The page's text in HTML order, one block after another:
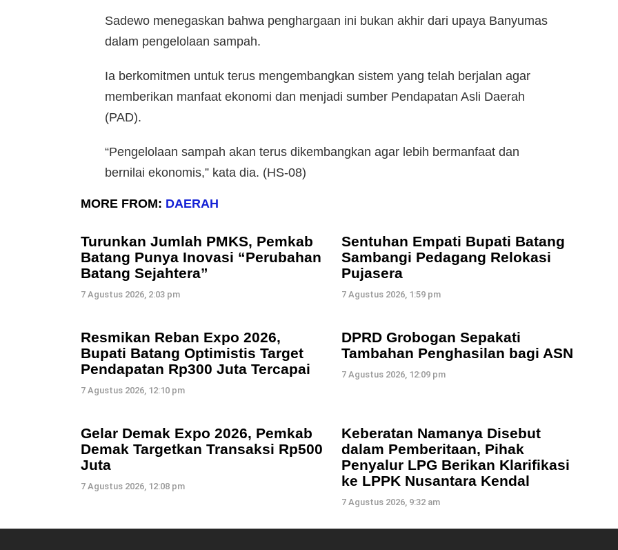
Sadewo menegaskan bahwa penghargaan ini bukan akhir dari upaya Banyumas
dalam pengelolaan sampah.
Ia berkomitmen untuk terus mengembangkan sistem yang telah berjalan agar
memberikan manfaat ekonomi dan menjadi sumber Pendapatan Asli Daerah
(PAD).
“Pengelolaan sampah akan terus dikembangkan agar lebih bermanfaat dan
bernilai ekonomis,” kata dia. (HS-08)
MORE FROM: DAERAH
Turunkan Jumlah PMKS, Pemkab
Batang Punya Inovasi “Perubahan
Batang Sejahtera”
7 Agustus 2026, 2:03 pm
Sentuhan Empati Bupati Batang
Sambangi Pedagang Relokasi
Pujasera
7 Agustus 2026, 1:59 pm
Resmikan Reban Expo 2026,
Bupati Batang Optimistis Target
Pendapatan Rp300 Juta Tercapai
7 Agustus 2026, 12:10 pm
DPRD Grobogan Sepakati
Tambahan Penghasilan bagi ASN
7 Agustus 2026, 12:09 pm
Gelar Demak Expo 2026, Pemkab
Demak Targetkan Transaksi Rp500
Juta
7 Agustus 2026, 12:08 pm
Keberatan Namanya Disebut
dalam Pemberitaan, Pihak
Penyalur LPG Berikan Klarifikasi
ke LPPK Nusantara Kendal
7 Agustus 2026, 9:32 am